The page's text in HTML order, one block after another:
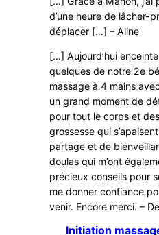
d’une heure de lâcher-
déplacer […] – Aline
[…] Aujourd’hui
quelques de notre 2e
massage à 4 mains
un grand moment de
pour tout le corps et
grossesse qui
partage et de
doulas qui m’ont
précieux conseils pour
me donner confiance
venir. Encore merci. –
Initiation